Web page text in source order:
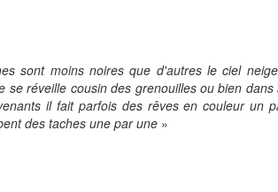
sont moins noires que d'autres le ciel
se réveille cousin des grenouilles ou bien
il fait parfois des rêves en couleur un
des taches une par une »